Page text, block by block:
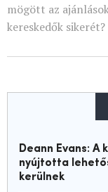
mögött az
kereskedők sikerét?
Deann Evans: A
nyújtotta
kerülnek